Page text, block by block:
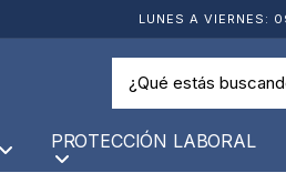
LUNES A VIERNES:
PROTECCIÓN LABORAL